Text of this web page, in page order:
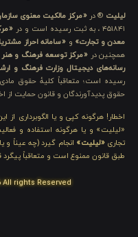
لیلیت ® در «مرکز مالکیت معنوی
۴۵۱۸۴۱ ، به ثبت رسیده است و در
معدن و تجارت» و «سامانه احراز
همچنین در «مرکز توسعه فرهنگ و هنر
رسانه‌های دیجیتال وزارت فرهنگ و
رسیده است؛ متعاقباً کلیهٔ حقوق
حقوق پدیدآورندگان و قانون حمایت از
اخطار! هرگونه کپی و یا الگوبرداری
«لیلیت» و یا هرگونه استفاده و
تجاری «لیلیت» انجام گیرد (چه عیناً و
طبق قانون ممنوع است و متعاقباً
All rights Reserved